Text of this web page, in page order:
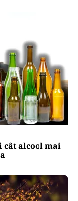
cât alcool mai